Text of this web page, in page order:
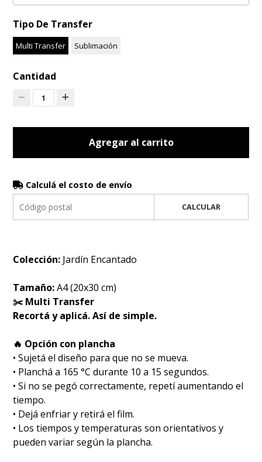
Tipo De Transfer
Multi Transfer Sublimación
Cantidad
1
Agregar al carrito
Calculá el costo de envío
CALCULAR
Colección: Jardín Encantado
Tamaño:A4 (20x30 cm)
✂️ Multi Transfer
Recortá y aplicá. Así de simple.
🔥 Opción con plancha
• Sujetá el diseño para que no se mueva.
• Planchá a 165 °C durante 10 a 15 segundos.
• Si no se pegó correctamente, repetí aumentando el
tiempo.
• Dejá enfriar y retirá el film.
• Los tiempos y temperaturas son orientativos y
pueden variar según la plancha.